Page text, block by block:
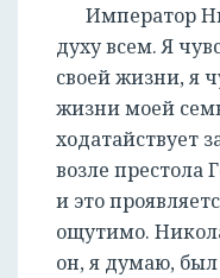
Император
духу всем. Я
своей жизни, я
жизни моей
ходатайствует
возле престола
и это
ощутимо.
он, я думаю,